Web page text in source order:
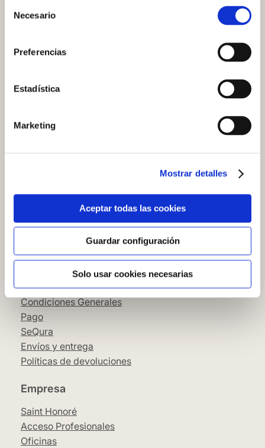
no has seleccionado ninguna opción, pulsar este botón
equivaldrá a rechazar todas las cookies. Si deseas
obtener más información consulta nuestra Política de
Cookiesaquí
Necesario
Preferencias
Estadística
Marketing
Mostrar detalles
Aceptar todas las cookies
Guardar configuración
Solo usar cookies necesarias
Atención al cliente
Cómo colocar papel pintado
Simbología del papel pintado
Cookies
Política de privacidad
Guía de compra
Aviso Legal
Condiciones Generales
Pago
SeQura
Envíos y entrega
Políticas de devoluciones
Empresa
Saint Honoré
Acceso Profesionales
Oficinas